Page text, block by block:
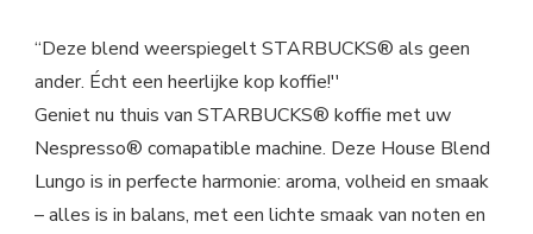
“Deze blend weerspiegelt STARBUCKS® als geen
ander. Écht een heerlijke kop koffie!''
Geniet nu thuis van STARBUCKS® koffie met uw
Nespresso® comapatible machine. Deze House Blend
Lungo is in perfecte harmonie: aroma, volheid en smaak
– alles is in balans, met een lichte smaak van noten en